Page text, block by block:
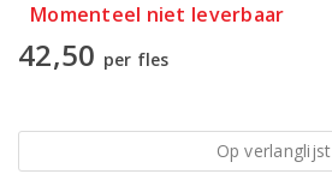
Momenteel niet leverbaar
42,50 per fles
Op verlanglijst